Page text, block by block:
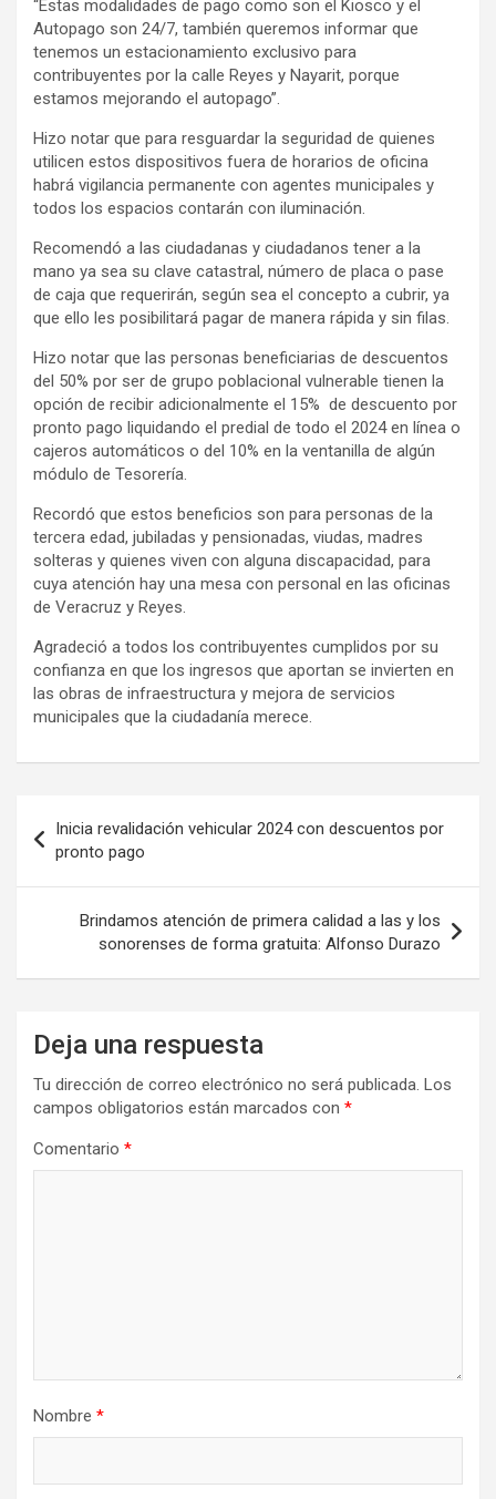
“Estas modalidades de pago como son el Kiosco y el
Autopago son 24/7, también queremos informar que
tenemos un estacionamiento exclusivo para
contribuyentes por la calle Reyes y Nayarit, porque
estamos mejorando el autopago”.
Hizo notar que para resguardar la seguridad de quienes
utilicen estos dispositivos fuera de horarios de oficina
habrá vigilancia permanente con agentes municipales y
todos los espacios contarán con iluminación.
Recomendó a las ciudadanas y ciudadanos tener a la
mano ya sea su clave catastral, número de placa o pase
de caja que requerirán, según sea el concepto a cubrir, ya
que ello les posibilitará pagar de manera rápida y sin filas.
Hizo notar que las personas beneficiarias de descuentos
del 50% por ser de grupo poblacional vulnerable tienen la
opción de recibir adicionalmente el 15% de descuento por
pronto pago liquidando el predial de todo el 2024 en línea o
cajeros automáticos o del 10% en la ventanilla de algún
módulo de Tesorería.
Recordó que estos beneficios son para personas de la
tercera edad, jubiladas y pensionadas, viudas, madres
solteras y quienes viven con alguna discapacidad, para
cuya atención hay una mesa con personal en las oficinas
de Veracruz y Reyes.
Agradeció a todos los contribuyentes cumplidos por su
confianza en que los ingresos que aportan se invierten en
las obras de infraestructura y mejora de servicios
municipales que la ciudadanía merece.
de
entradas
Inicia revalidación vehicular 2024 con descuentos por
pronto pago
Brindamos atención de primera calidad a las y los
sonorenses de forma gratuita: Alfonso Durazo
Deja una respuesta
Tu dirección de correo electrónico no será publicada. Los
campos obligatorios están marcados con *
Comentario *
Nombre *